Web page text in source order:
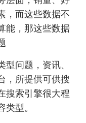
，而这些数据不
能，那这些数据
问题，资讯、
，所提供可供搜
搜索引擎很大程
型。